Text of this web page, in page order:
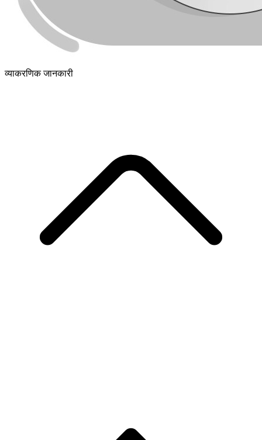
व्याकरणिक जानकारी